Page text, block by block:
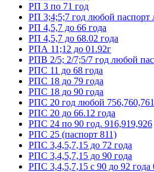
РП 3 по 71 год
РП 3;4;5;7 год любой паспорт
РП 4,5,7 до 66 года
РП 4,5,7 до 68.02 года
РПА 11;12 до 01.92г
РПВ 2/5; 2/7;5/7 год любой
РПС 11 до 68 года
РПС 18 до 79 года
РПС 18 до 90 года
РПС 20 год любой
РПС 20 до 66.12 года
РПС 24 по 90 год. 916,919,926
РПС 25 (паспорт 811)
РПС 3,4,5,7,15 до 72 года
РПС 3,4,5,7,15 до 90 года
РПС 3,4,5,7,15 с 90 до 92 года